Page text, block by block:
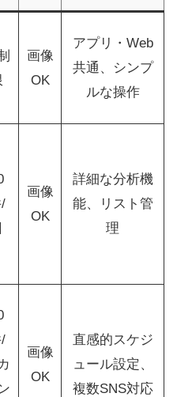
画像
OK
アプリ・Web
共通、シンプ
ルな操作
画像
OK
詳細な分析機
能、リスト管
理
画像
OK
直感的スケジ
ュール設定、
複数SNS対応